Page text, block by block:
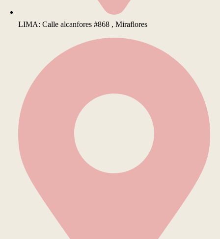
LIMA: Calle alcanfores #868 , Miraflores